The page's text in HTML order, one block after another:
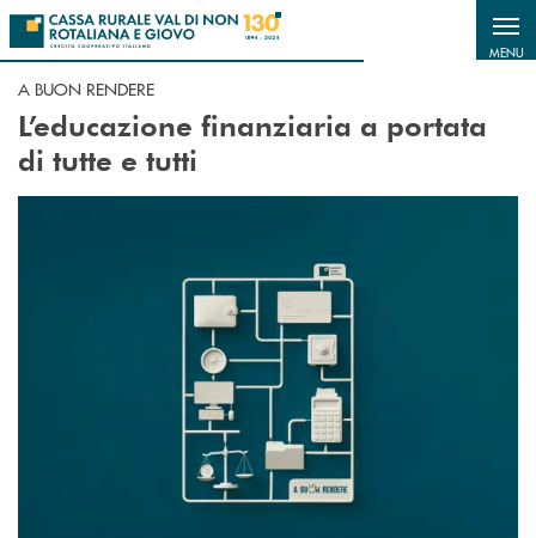
Salta al contenuto principale
MENU
A BUON RENDERE
L’educazione finanziaria a portata
di tutte e tutti